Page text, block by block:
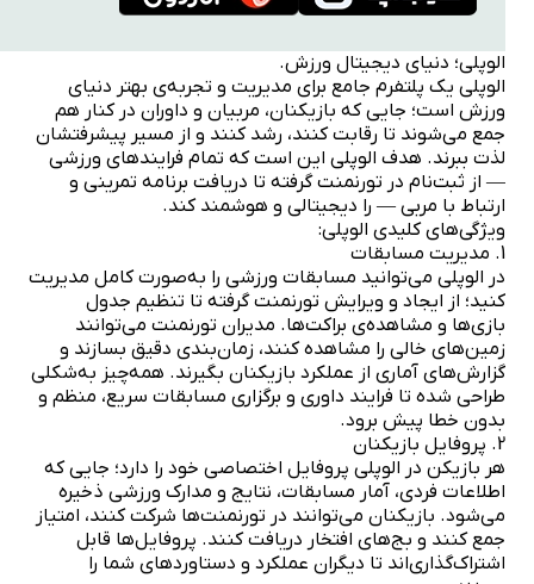
الوپلی؛ دنیای دیجیتال ورزش.
الوپلی یک پلتفرم جامع برای مدیریت و تجربه‌ی بهتر دنیای
ورزش است؛ جایی که بازیکنان، مربیان و داوران در کنار هم
جمع می‌شوند تا رقابت کنند، رشد کنند و از مسیر پیشرفتشان
لذت ببرند. هدف الوپلی این است که تمام فرایندهای ورزشی
— از ثبت‌نام در تورنمنت گرفته تا دریافت برنامه تمرینی و
ارتباط با مربی — را دیجیتالی و هوشمند کند.
ویژگی‌های کلیدی الوپلی:
1. مدیریت مسابقات
در الوپلی می‌توانید مسابقات ورزشی را به‌صورت کامل مدیریت
کنید؛ از ایجاد و ویرایش تورنمنت گرفته تا تنظیم جدول
بازی‌ها و مشاهده‌ی براکت‌ها. مدیران تورنمنت می‌توانند
زمین‌های خالی را مشاهده کنند، زمان‌بندی دقیق بسازند و
گزارش‌های آماری از عملکرد بازیکنان بگیرند. همه‌چیز به‌شکلی
طراحی شده تا فرایند داوری و برگزاری مسابقات سریع، منظم و
بدون خطا پیش برود.
2. پروفایل بازیکنان
هر بازیکن در الوپلی پروفایل اختصاصی خود را دارد؛ جایی که
اطلاعات فردی، آمار مسابقات، نتایج و مدارک ورزشی ذخیره
می‌شود. بازیکنان می‌توانند در تورنمنت‌ها شرکت کنند، امتیاز
جمع کنند و بج‌های افتخار دریافت کنند. پروفایل‌ها قابل
اشتراک‌گذاری‌اند تا دیگران عملکرد و دستاوردهای شما را